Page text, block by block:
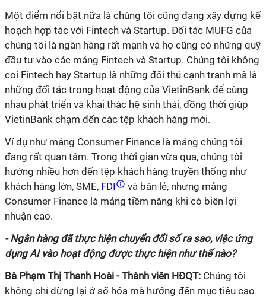
Một điểm nổi bật nữa là chúng tôi cũng đang xây dựng kế
hoạch hợp tác với Fintech và Startup. Đối tác MUFG của
chúng tôi là ngân hàng rất mạnh và họ cũng có những quỹ
đầu tư vào các mảng Fintech và Startup. Chúng tôi không
coi Fintech hay Startup là những đối thủ cạnh tranh mà là
những đối tác trong hoạt động của VietinBank để cùng
nhau phát triển và khai thác hệ sinh thái, đồng thời giúp
VietinBank chạm đến các tệp khách hàng mới.
Ví dụ như mảng Consumer Finance là mảng chúng tôi
đang rất quan tâm. Trong thời gian vừa qua, chúng tôi
hướng nhiều hơn đến tệp khách hàng truyền thống như
khách hàng lớn, SME, FDI
và bán lẻ, nhưng mảng
Consumer Finance là mảng tiềm năng khi có biên lợi
nhuận cao.
- Ngân hàng đã thực hiện chuyển đổi số ra sao, việc ứng
dụng AI vào hoạt động được thực hiện như thế nào?
Bà Phạm Thị Thanh Hoài - Thành viên HĐQT: Chúng tôi
không chỉ dừng lại ở số hóa mà hướng đến mục tiêu cao